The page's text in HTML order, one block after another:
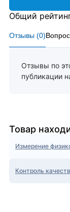
Отзывы (0)
Отзывы по
публикации
Общий
Товар
Измерение
Контроль